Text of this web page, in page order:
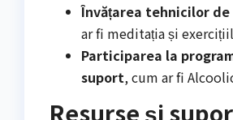
Învățarea tehnicilor de
ar fi meditația și
Participarea la
suport, cum ar fi
Resurse și